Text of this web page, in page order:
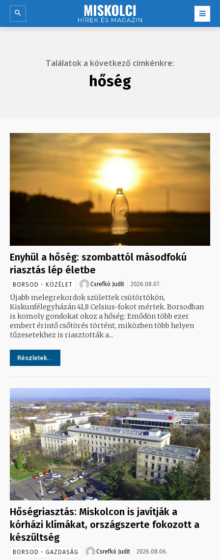
Találatok a következő címkénkre:
hőség
Enyhül a hőség: szombattól másodfokú
riasztás lép életbe
BORSOD - KÖZÉLET Csrefkó Judit 2026.08.07.
Újabb melegrekordok születtek csütörtökön,
Kiskunfélegyházán 41,8 Celsius-fokot mértek. Borsodban
is komoly gondokat okoz a hőség: Emődön több ezer
embert érintő csőtörés történt, miközben több helyen
tűzesetekhez is riasztották a...
Részletek...
Hőségriasztás: Miskolcon is javítják a
kórházi klímákat, országszerte fokozott a
készültség
BORSOD - GAZDASÁG Csrefkó Judit 2026.08.06.